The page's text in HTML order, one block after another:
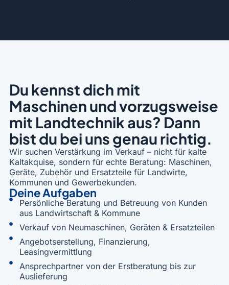
Du kennst dich mit
Maschinen und vorzugsweise
mit Landtechnik aus? Dann
bist du bei uns genau richtig.
Wir suchen Verstärkung im Verkauf – nicht für kalte
Kaltakquise, sondern für echte Beratung: Maschinen,
Geräte, Zubehör und Ersatzteile für Landwirte,
Kommunen und Gewerbekunden.
Deine Aufgaben
Persönliche Beratung und Betreuung von Kunden
aus Landwirtschaft & Kommune
Verkauf von Neumaschinen, Geräten & Ersatzteilen
Angebotserstellung, Finanzierung,
Leasingvermittlung
Ansprechpartner von der Erstberatung bis zur
Auslieferung